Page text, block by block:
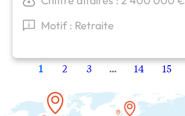
Motif : Retraite
1 2 3 ... 14 15